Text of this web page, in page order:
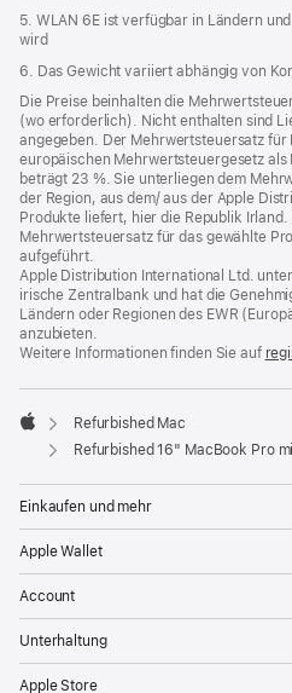
5. WLAN 6E ist verfügbar in Ländern
wird
6. Das Gewicht variiert abhängig von
Die Preise beinhalten die
(wo erforderlich). Nicht enthalten sind
angegeben. Der Mehrwertsteuersatz
europäischen Mehrwertsteuergesetz
beträgt 23 %. Sie unterliegen dem
der Region, aus dem/ aus der Apple
Produkte liefert, hier die Republik Irland.
Mehrwertsteuersatz für das gewählte
aufgeführt.
Apple Distribution International Ltd.
irische Zentralbank und hat die
Ländern oder Regionen des EWR
anzubieten.
Weitere Informationen finden Sie auf
Apple
Refurbished Mac
Refurbished 16" MacBook Pro mit Apple M3 Max
Einkaufen und mehr
Apple Wallet
Account
Unterhaltung
Apple Store